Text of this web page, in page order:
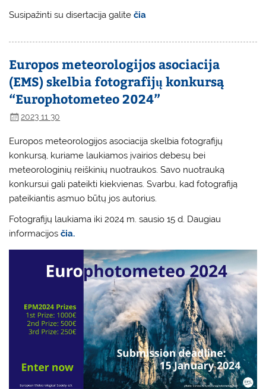
Susipažinti su disertacija galitečia
Europos meteorologijos asociacija
(EMS) skelbia fotografijų konkursą
“Europhotometeo 2024”
2023 11 30
Europos meteorologijos asociacija skelbia fotografijų
konkursą, kuriame laukiamos įvairios debesų bei
meteorologinių reiškinių nuotraukos. Savo nuotrauką
konkursui gali pateikti kiekvienas. Svarbu, kad fotografiją
pateikiantis asmuo būtų jos autorius.
Fotografijų laukiama iki 2024 m. sausio 15 d. Daugiau
informacijosčia.